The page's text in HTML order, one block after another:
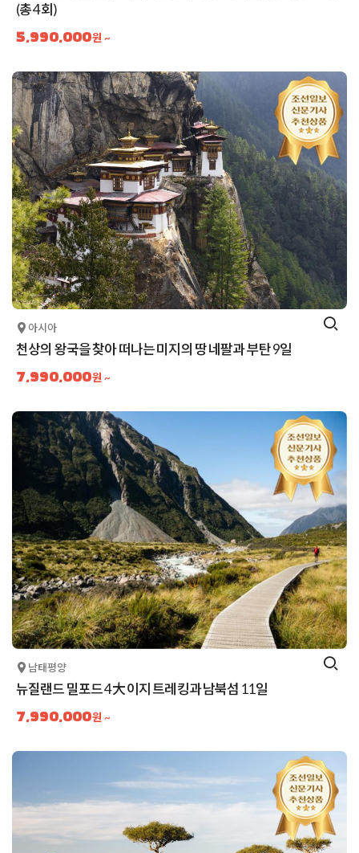
(총 4회)
5,990,000원 ~
아시아
천상의 왕국을 찾아 떠나는 미지의 땅 네팔과 부탄 9일
7,990,000원 ~
남태평양
뉴질랜드 밀포드 4大 이지 트레킹과 남북섬 11일
7,990,000원 ~